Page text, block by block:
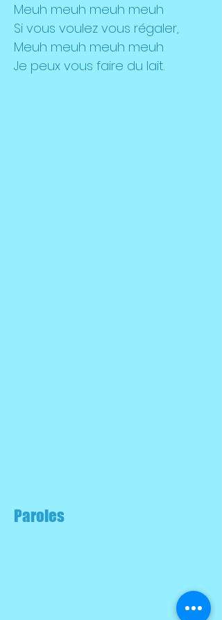
Meuh meuh meuh meuh
Si vous voulez vous régaler,
Meuh meuh meuh meuh
Je peux vous faire du lait.
Paroles